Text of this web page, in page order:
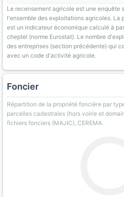
Le recensement agricole est une
l'ensemble des exploitations agricoles. La
est un indicateur économique calculé à
cheptel (norme Eurostat). Le nombre
des entreprises (section précédente) qui
avec un code d'activité agricole.
Foncier
Répartition de la propriété foncière par
parcelles cadastrales (hors voirie et
fichiers fonciers (MAJIC), CEREMA.